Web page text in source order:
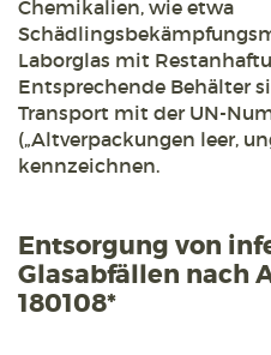
Chemikalien, wie etwa
Laborglas mit
Entsprechende Behälter
Transport mit der UN-
(„Altverpackungen leer,
kennzeichnen.
Entsorgung von
Glasabfällen nach
180108*